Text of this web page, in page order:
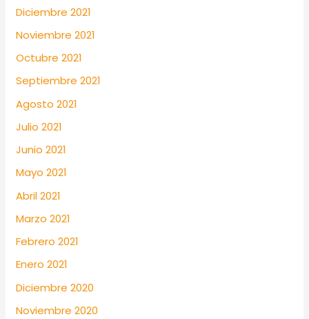
Diciembre 2021
Noviembre 2021
Octubre 2021
Septiembre 2021
Agosto 2021
Julio 2021
Junio 2021
Mayo 2021
Abril 2021
Marzo 2021
Febrero 2021
Enero 2021
Diciembre 2020
Noviembre 2020